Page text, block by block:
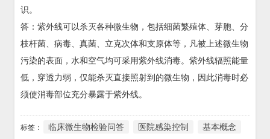
识。
答：紫外线可以杀灭各种微生物，包括细菌繁殖体、芽胞、分
枝杆菌、病毒、真菌、立克次体和支原体等，凡被上述微生物
污染的表面，水和空气均可采用紫外线消毒。紫外线辐照能量
低，穿透力弱，仅能杀灭直接照射到的微生物，因此消毒时必
须使消毒部位充分暴露于紫外线。
标签： 临床微生物检验问答 医院感染控制 基本概念